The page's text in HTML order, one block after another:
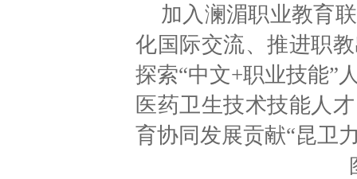
加入澜湄职业教育
化国际交流、推进职
探索“中文+职业技能”
医药卫生技术技能人
育协同发展贡献“昆卫